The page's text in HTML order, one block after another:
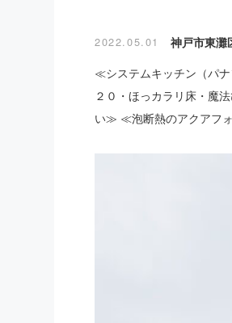
2022.05.01 神戸市東灘
≪システムキッチン（パ
２０・ほっカラリ床・
い≫ ≪泡断熱のアクアフ